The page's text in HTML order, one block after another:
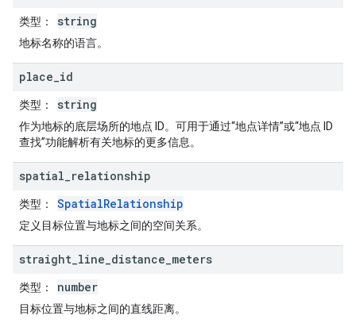
类型 ： string
地标名称的语言。
place id
类型 ： string
作为地标的底层场所的地点 ID。可用于通过“地点详情”或“地点 ID
查找”功能解析有关地标的更多信息。
spatial relationship
类型 ： SpatialRelationship
定义目标位置与地标之间的空间关系。
straight line distance meters
类型 ： number
目标位置与地标之间的直线距离。